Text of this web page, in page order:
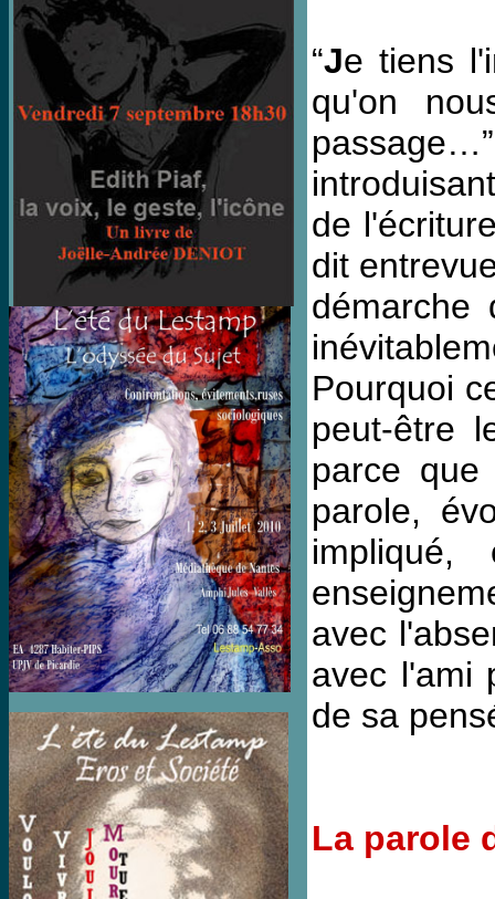
“Je tiens
qu'on
de
dit
démarche
Pourquoi
peut-être
parce que
parole,
avec
avec l'ami
de sa
La parole